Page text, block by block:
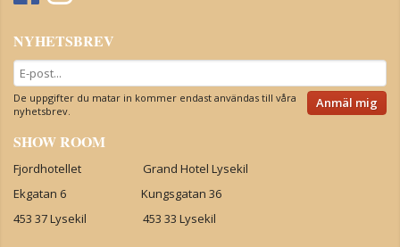
NYHETSBREV
Anmäl mig
De uppgifter du matar in kommer endast användas till våra
nyhetsbrev.
SHOW ROOM
Fjordhotellet Grand Hotel Lysekil
Ekgatan 6 Kungsgatan 36
453 37 Lysekil 453 33 Lysekil